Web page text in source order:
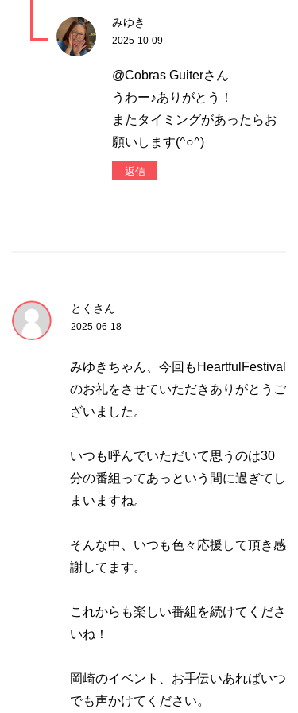
みゆき
2025-10-09
@Cobras Guiterさん
うわー♪ありがとう！
またタイミングがあったらお
願いします(^○^)
返信
とくさん
2025-06-18
みゆきちゃん、今回もHeartfulFestival
のお礼をさせていただきありがとうご
ざいました。
いつも呼んでいただいて思うのは30
分の番組ってあっという間に過ぎてし
まいますね。
そんな中、いつも色々応援して頂き感
謝してます。
これからも楽しい番組を続けてくださ
いね！
岡崎のイベント、お手伝いあればいつ
でも声かけてください。